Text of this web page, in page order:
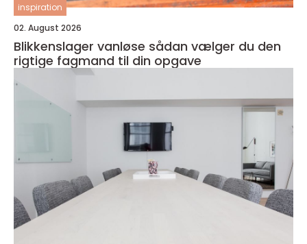
inspiration
02. August 2026
Blikkenslager vanløse sådan vælger du den
rigtige fagmand til din opgave